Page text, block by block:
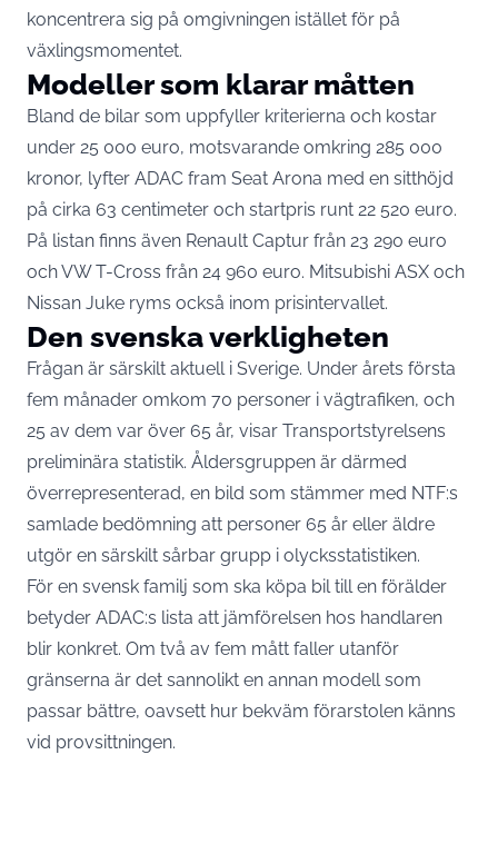
koncentrera sig på omgivningen istället för på
växlingsmomentet.
Modeller som klarar måtten
Bland de bilar som uppfyller kriterierna och kostar
under 25 000 euro, motsvarande omkring 285 000
kronor, lyfter ADAC fram Seat Arona med en sitthöjd
på cirka 63 centimeter och startpris runt 22 520 euro.
På listan finns även Renault Captur från 23 290 euro
och VW T-Cross från 24 960 euro. Mitsubishi ASX och
Nissan Juke ryms också inom prisintervallet.
Den svenska verkligheten
Frågan är särskilt aktuell i Sverige. Under årets första
fem månader omkom 70 personer i vägtrafiken, och
25 av dem var över 65 år, visar Transportstyrelsens
preliminära statistik. Åldersgruppen är därmed
överrepresenterad, en bild som stämmer med NTF:s
samlade bedömning att personer 65 år eller äldre
utgör en särskilt sårbar grupp i olycksstatistiken.
För en svensk familj som ska köpa bil till en förälder
betyder ADAC:s lista att jämförelsen hos handlaren
blir konkret. Om två av fem mått faller utanför
gränserna är det sannolikt en annan modell som
passar bättre, oavsett hur bekväm förarstolen känns
vid provsittningen.